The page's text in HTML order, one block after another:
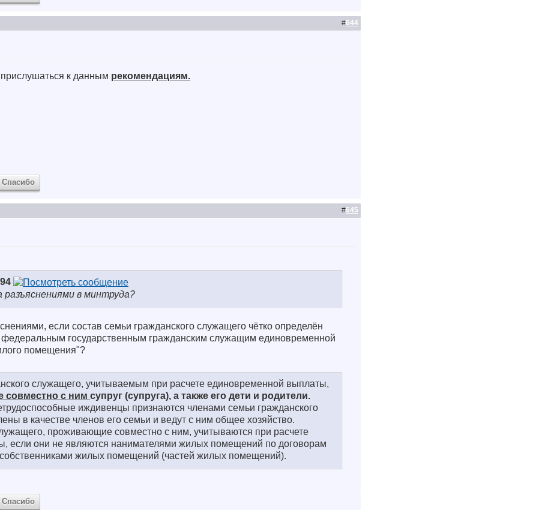
#644
к данным рекомендациям.
Спасибо
#645
в минтруда?
если состав семьи гражданского служащего чётко определён
государственным гражданским служащим единовременной
помещения"?
служащего, учитываемым при расчете единовременной выплаты,
с ним супруг (супруга), а также его дети и родители.
иждивенцы признаются членами семьи гражданского
в качестве членов его семьи и ведут с ним общее хозяйство.
проживающие совместно с ним, учитываются при расчете
если они не являются нанимателями жилых помещений по договорам
жилых помещений (частей жилых помещений).
Спасибо